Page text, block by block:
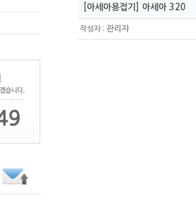
[아세아용접기] 아세아 320
작성자: 관리자